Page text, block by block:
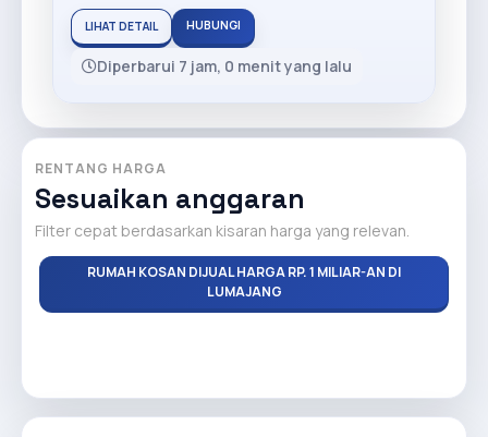
LIHAT DETAIL HUBUNGI
Diperbarui 7 jam, 0 menit yang lalu
RENTANG HARGA
Sesuaikan anggaran
Filter cepat berdasarkan kisaran harga yang relevan.
RUMAH KOSAN DIJUAL HARGA RP. 1 MILIAR-AN DI
LUMAJANG